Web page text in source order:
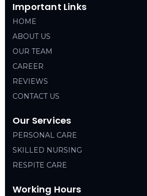
Important Links
HOME
ABOUT US
OUR TEAM
CAREER
REVIEWS
CONTACT US
Our Services
PERSONAL CARE
SKILLED NURSING
RESPITE CARE
Working Hours